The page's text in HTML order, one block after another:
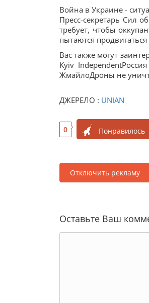
Война в Украине -
Пресс-секретарь Сил
требует, чтобы
пытаются
Вас также могут
Kyiv
ЖмайлоДроны не
ДЖЕРЕЛО : UNIAN
0 Понравилось
Отключить рекламу
Оставьте Ваш